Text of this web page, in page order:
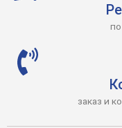
заказ и